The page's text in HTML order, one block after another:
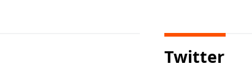
Twitter